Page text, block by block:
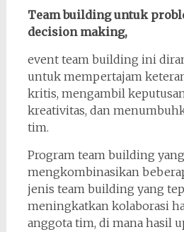
Team building untuk
decision making,
event team building ini
untuk mempertajam
kritis, mengambil
kreativitas, dan
tim.
Program team building
mengkombinasikan
jenis team building yang
meningkatkan kolaborasi
anggota tim, di mana hasil